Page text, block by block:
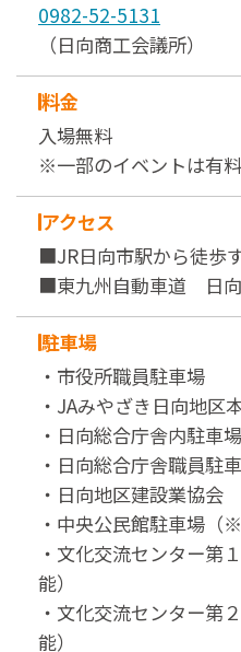
0982-52-5131
（日向商工会議所）
料金
入場無料
※一部のイベントは有料
アクセス
■JR日向市駅から徒歩
■東九州自動車道 日
駐車場
・市役所職員駐車場
・JAみやざき日向地区
・日向総合庁舎内駐車場
・日向総合庁舎職員駐
・日向地区建設業協会
・中央公民館駐車場（
・文化交流センター第
能）
・文化交流センター第
能）